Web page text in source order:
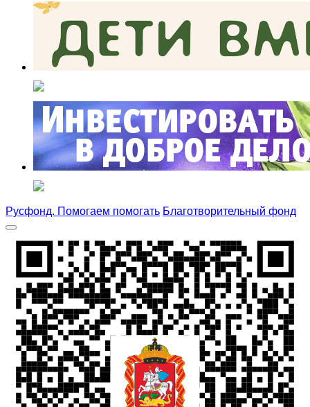
Русфонд. Помогаем помогать Благотворительный фонд